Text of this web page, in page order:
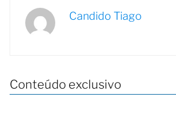
Candido Tiago
Conteúdo exclusivo